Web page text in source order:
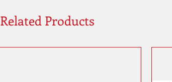
Related Products